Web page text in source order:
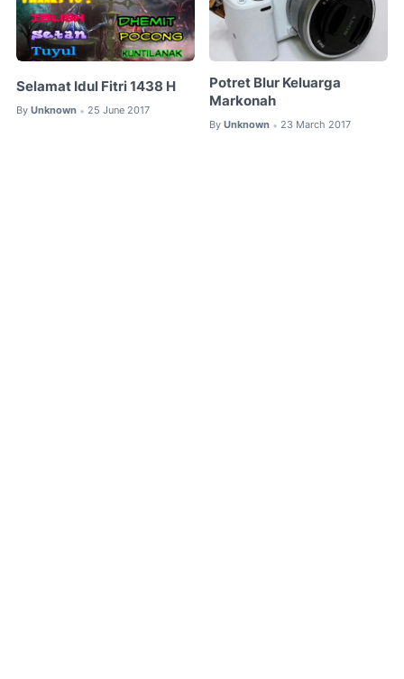
Selamat Idul Fitri 1438 H
By Unknown • 25 June 2017
Potret Blur Keluarga
Markonah
By Unknown • 23 March 2017